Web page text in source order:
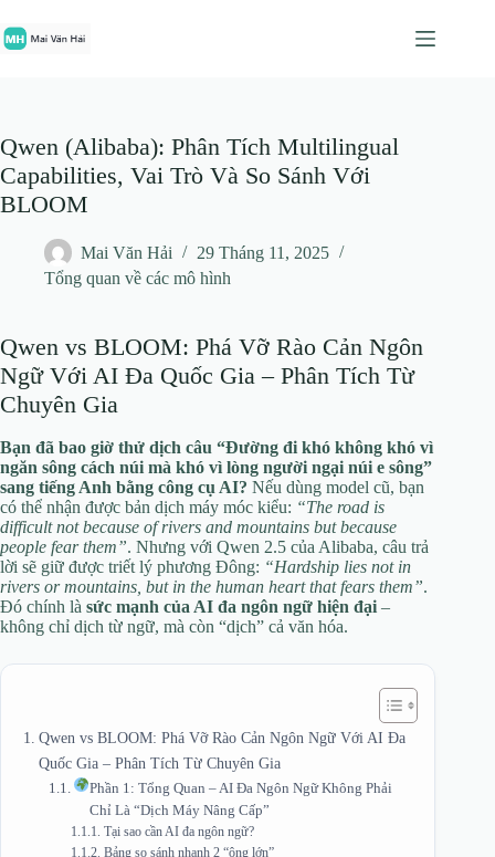
đến
phần
Qwen (Alibaba): Phân Tích Multilingual
Capabilities, Vai Trò Và So Sánh Với
BLOOM
Mai Văn Hải
29 Tháng 11, 2025
Tổng quan về các mô hình
Qwen vs BLOOM: Phá Vỡ Rào Cản Ngôn
Ngữ Với AI Đa Quốc Gia – Phân Tích Từ
Chuyên Gia
Bạn đã bao giờ thử dịch câu “Đường đi khó không khó vì
ngăn sông cách núi mà khó vì lòng người ngại núi e sông”
sang tiếng Anh bằng công cụ AI? Nếu dùng model cũ, bạn
có thể nhận được bản dịch máy móc kiểu: “The road is
difficult not because of rivers and mountains but because
people fear them”. Nhưng với Qwen 2.5 của Alibaba, câu trả
lời sẽ giữ được triết lý phương Đông: “Hardship lies not in
rivers or mountains, but in the human heart that fears them”.
Đó chính là sức mạnh của AI đa ngôn ngữ hiện đại –
không chỉ dịch từ ngữ, mà còn “dịch” cả văn hóa.
Qwen vs BLOOM: Phá Vỡ Rào Cản Ngôn Ngữ Với AI Đa
Quốc Gia – Phân Tích Từ Chuyên Gia
Phần 1: Tổng Quan – AI Đa Ngôn Ngữ Không Phải
Chỉ Là “Dịch Máy Nâng Cấp”
Tại sao cần AI đa ngôn ngữ?
Bảng so sánh nhanh 2 “ông lớn”